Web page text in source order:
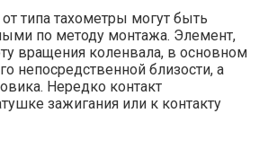
типа тахометры могут быть
по методу монтажа. Элемент,
вращения коленвала, в основном
непосредственной близости, а
Нередко контакт
зажигания или к контакту